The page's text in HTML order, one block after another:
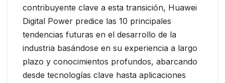
contribuyente clave a esta transición, Huawei
Digital Power predice las 10 principales
tendencias futuras en el desarrollo de la
industria basándose en su experiencia a largo
plazo y conocimientos profundos, abarcando
desde tecnologías clave hasta aplicaciones